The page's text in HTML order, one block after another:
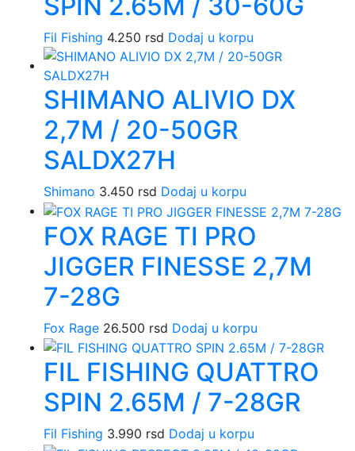
Fil Fishing 4.250 rsd Dodaj u korpu
SHIMANO ALIVIO DX
2,7M / 20-50GR
SALDX27H
Shimano 3.450 rsd Dodaj u korpu
FOX RAGE TI PRO
JIGGER FINESSE 2,7M
7-28G
Fox Rage 26.500 rsd Dodaj u korpu
FIL FISHING QUATTRO
SPIN 2.65M / 7-28GR
Fil Fishing 3.990 rsd Dodaj u korpu